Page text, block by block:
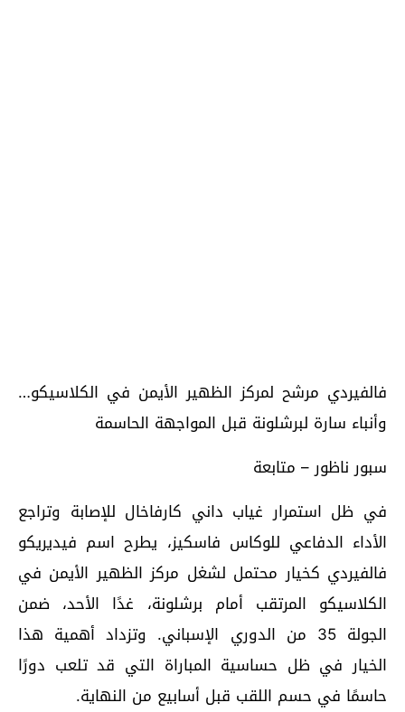
فالفيردي مرشح لمركز الظهير الأيمن في الكلاسيكو…
وأنباء سارة لبرشلونة قبل المواجهة الحاسمة
سبور ناظور – متابعة
في ظل استمرار غياب داني كارفاخال للإصابة وتراجع
الأداء الدفاعي للوكاس فاسكيز، يطرح اسم فيديريكو
فالفيردي كخيار محتمل لشغل مركز الظهير الأيمن في
الكلاسيكو المرتقب أمام برشلونة، غدًا الأحد، ضمن
الجولة 35 من الدوري الإسباني. وتزداد أهمية هذا
الخيار في ظل حساسية المباراة التي قد تلعب دورًا
حاسمًا في حسم اللقب قبل أسابيع من النهاية.